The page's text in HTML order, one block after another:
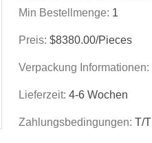
Min Bestellmenge: 1
Preis: $8380.00/Pieces
Verpackung Informationen:
Lieferzeit: 4-6 Wochen
Zahlungsbedingungen: T/T